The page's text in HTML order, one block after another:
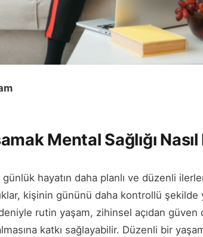
Mental Sağlığı
hayatın daha planlı ve düzenli
kişinin gününü daha kontrollü
rutin yaşam, zihinsel açıdan
katkı sağlayabilir. Düzenli bir